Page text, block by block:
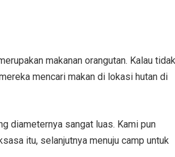
makanan orangutan. Kalau tidak
mencari makan di lokasi hutan di
diameternya sangat luas. Kami pun
itu, selanjutnya menuju camp untuk